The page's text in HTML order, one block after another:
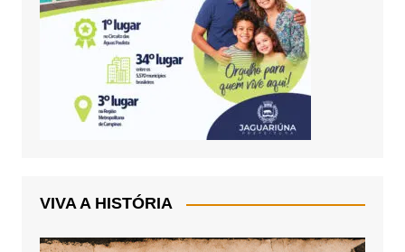
VIVA A HISTÓRIA